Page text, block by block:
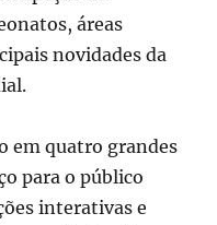
áreas
novidades da
em quatro grandes
para o público
interativas e